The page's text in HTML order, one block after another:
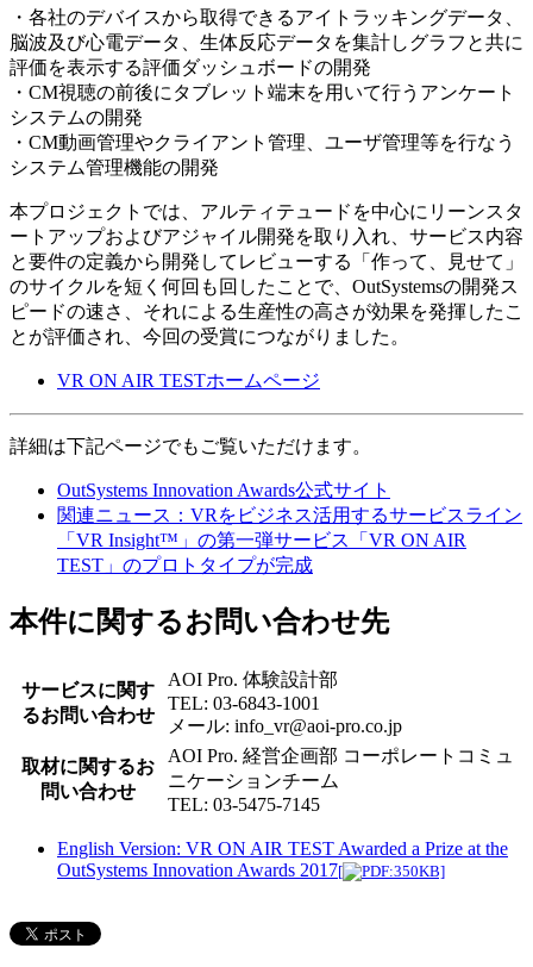
・各社のデバイスから取得できるアイトラッキングデータ、
脳波及び心電データ、生体反応データを集計しグラフと共に
評価を表示する評価ダッシュボードの開発
・CM視聴の前後にタブレット端末を用いて行うアンケート
システムの開発
・CM動画管理やクライアント管理、ユーザ管理等を行なう
システム管理機能の開発
本プロジェクトでは、アルティテュードを中心にリーンスタ
ートアップおよびアジャイル開発を取り入れ、サービス内容
と要件の定義から開発してレビューする「作って、見せて」
のサイクルを短く何回も回したことで、OutSystemsの開発ス
ピードの速さ、それによる生産性の高さが効果を発揮したこ
とが評価され、今回の受賞につながりました。
VR ON AIR TESTホームページ
詳細は下記ページでもご覧いただけます。
OutSystems Innovation Awards公式サイト
関連ニュース：VRをビジネス活用するサービスライン
「VR Insight™」の第一弾サービス「VR ON AIR
TEST」のプロトタイプが完成
本件に関するお問い合わせ先
サービスに関す
るお問い合わせ
AOI Pro. 体験設計部
TEL: 03-6843-1001
メール: info_vr@aoi-pro.co.jp
取材に関するお
問い合わせ
AOI Pro. 経営企画部 コーポレートコミュ
ニケーションチーム
TEL: 03-5475-7145
English Version: VR ON AIR TEST Awarded a Prize at the
OutSystems Innovation Awards 2017[ :350KB]